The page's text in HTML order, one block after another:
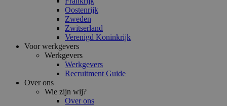
Oostenrijk
Zweden
Zwitserland
Verenigd Koninkrijk
Voor werkgevers
Werkgevers
Werkgevers
Recruitment Guide
Over ons
Wie zijn wij?
Over ons